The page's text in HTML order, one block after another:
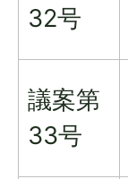
32号
議案第
33号